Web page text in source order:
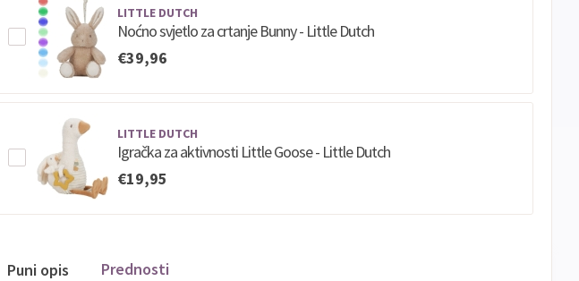
LITTLE DUTCH
Noćno svjetlo za crtanje Bunny - Little Dutch
€39,96
LITTLE DUTCH
Igračka za aktivnosti Little Goose - Little Dutch
€19,95
Puni opis Prednosti